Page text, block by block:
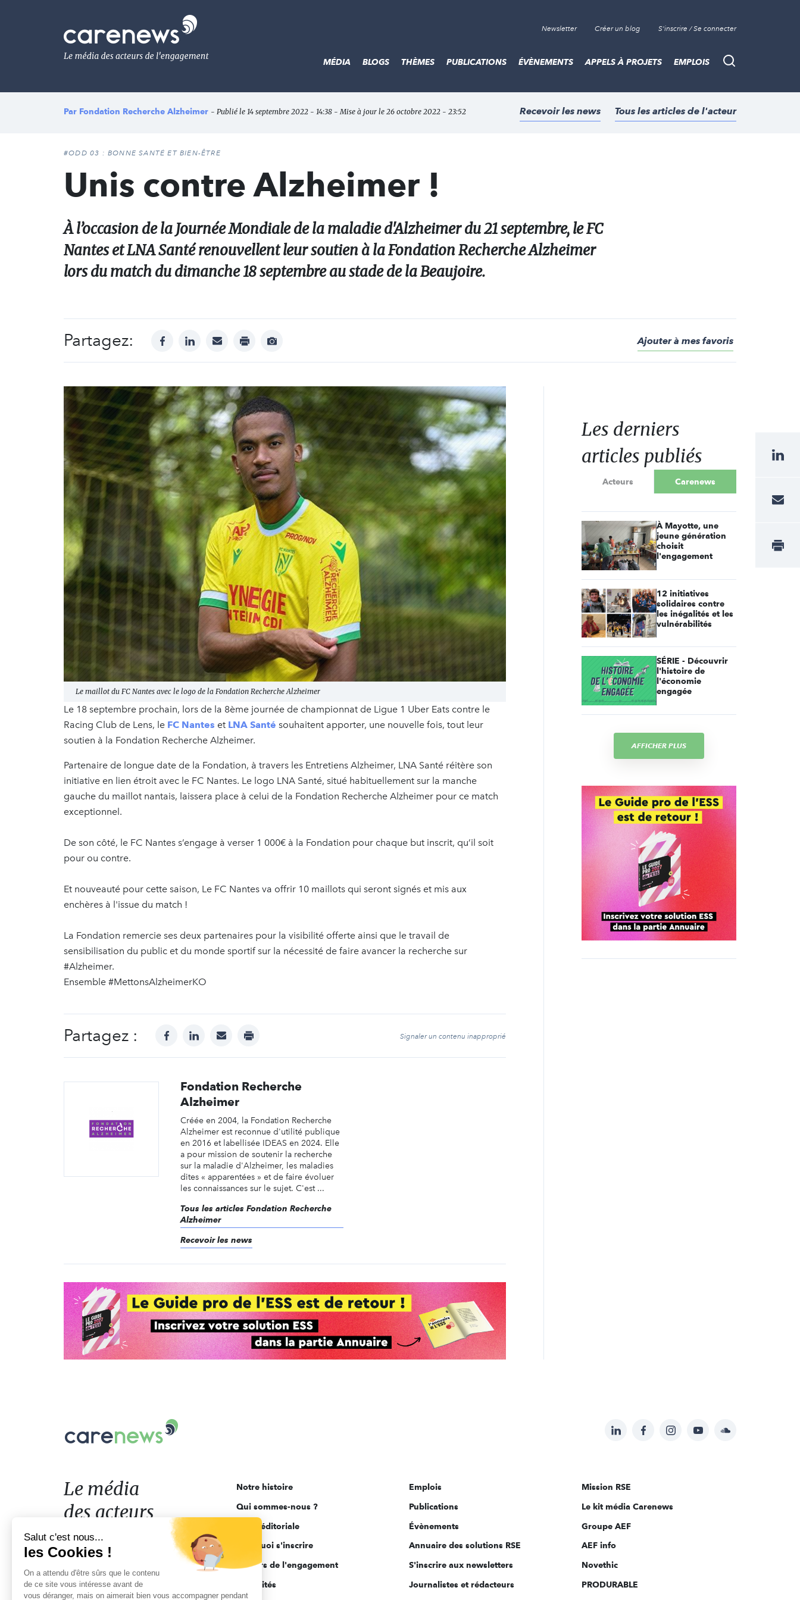
Le
média
de
l'engagement
Newsletter Créer un blog S'inscrire / Se connecter
Recherche
MÉDIA BLOGS THÈMES PUBLICATIONS ÉVÈNEMENTS APPELS À PROJETS EMPLOIS
Par Fondation Recherche Alzheimer - Publié le 14 septembre 2022 - 14:38 - Mise à jour le 26 octobre 2022 - 23:52 Recevoir les news Tous les articles de l'acteur
#ODD 03 : BONNE SANTÉ ET BIEN-ÊTRE
Unis contre Alzheimer !
À l’occasion de la Journée Mondiale de la maladie d'Alzheimer du 21 septembre, le FC
Nantes et LNA Santé renouvellent leur soutien à la Fondation Recherche Alzheimer
lors du match du dimanche 18 septembre au stade de la Beaujoire.
Partagez: facebooklinkedinmail print
Afficher
Ajouter à mes favoris
Le maillot du FC Nantes avec le logo de la Fondation Recherche Alzheimer
Le 18 septembre prochain, lors de la 8ème journée de championnat de Ligue 1 Uber Eats contre le
Racing Club de Lens, le FC Nantes et LNA Santé souhaitent apporter, une nouvelle fois, tout leur
soutien à la Fondation Recherche Alzheimer.
Partenaire de longue date de la Fondation, à travers les Entretiens Alzheimer, LNA Santé réitère son
initiative en lien étroit avec le FC Nantes. Le logo LNA Santé, situé habituellement sur la manche
gauche du maillot nantais, laissera place à celui de la Fondation Recherche Alzheimer pour ce match
exceptionnel.
De son côté, le FC Nantes s’engage à verser 1 000€ à la Fondation pour chaque but inscrit, qu’il soit
pour ou contre.
Et nouveauté pour cette saison, Le FC Nantes va offrir 10 maillots qui seront signés et mis aux
enchères à l'issue du match !
La Fondation remercie ses deux partenaires pour la visibilité offerte ainsi que le travail de
sensibilisation du public et du monde sportif sur la nécessité de faire avancer la recherche sur
#Alzheimer.
Ensemble #MettonsAlzheimerKO
Partagez : facebooklinkedinmail print Signaler un contenu inapproprié
Fondation Recherche
Alzheimer
Créée en 2004, la Fondation Recherche
Alzheimer est reconnue d'utilité publique
en 2016 et labellisée IDEAS en 2024. Elle
a pour mission de soutenir la recherche
sur la maladie d'Alzheimer, les maladies
dites « apparentées » et de faire évoluer
les connaissances sur le sujet. C'est ...
Tous les articles Fondation Recherche
Alzheimer
Recevoir les news
Les derniers
articles publiés
Acteurs Carenews
À Mayotte, une
jeune génération
choisit
l'engagement
12 initiatives
solidaires contre
les inégalités et les
vulnérabilités
SÉRIE - Découvrir
l'histoire de
l'économie
engagée
AFFICHER PLUS
Suivez-
sur:
LinkedInFacebookInstagramYouTubeSoundcloud
Le
acteurs
de
l'engagement
Le média
des acteurs
de l'engagement
Notre histoire
Qui sommes-nous ?
Ligne éditoriale
Pourquoi s'inscrire
Acteurs de l'engagement
Actualités
Emplois
Publications
Évènements
Annuaire des solutions RSE
S'inscrire aux newsletters
Journalistes et rédacteurs
Mission RSE
Le kit média Carenews
Groupe AEF
AEF info
Novethic
PRODURABLE
Salut c'est nous...
les Cookies !
On a attendu d'être sûrs que le contenu
de ce site vous intéresse avant de
vous déranger, mais on aimerait bien vous accompagner pendant